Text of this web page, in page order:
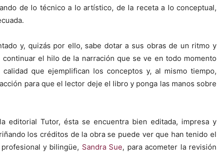
de lo técnico a lo artístico, de la receta a lo conceptual,
y, quizás por ello, sabe dotar a sus obras de un ritmo y
el hilo de la narración que se ve en todo momento
que ejemplifican los conceptos y, al mismo tiempo,
para que el lector deje el libro y ponga las manos sobre
editorial Tutor, ésta se encuentra bien editada, impresa y
los créditos de la obra se puede ver que han tenido el
y bilingüe, Sandra Sue, para acometer la revisión